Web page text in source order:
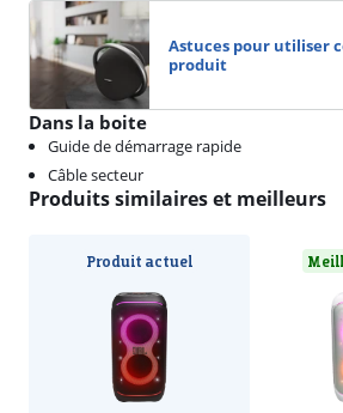
Astuces pour utiliser
produit
Dans la boite
Guide de démarrage rapide
Câble secteur
Produits similaires et meilleurs
Produit actuel